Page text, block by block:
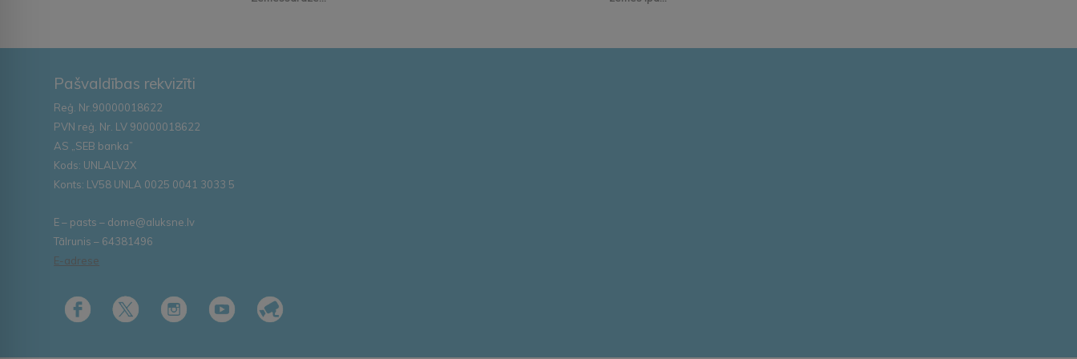
Pašvaldības rekvizīti
Reģ. Nr.90000018622
PVN reģ. Nr. LV 90000018622
AS „SEB banka”
Kods: UNLALV2X
Konts: LV58 UNLA 0025 0041 3033 5
E – pasts – dome@aluksne.lv
Tālrunis – 64381496
E-adrese